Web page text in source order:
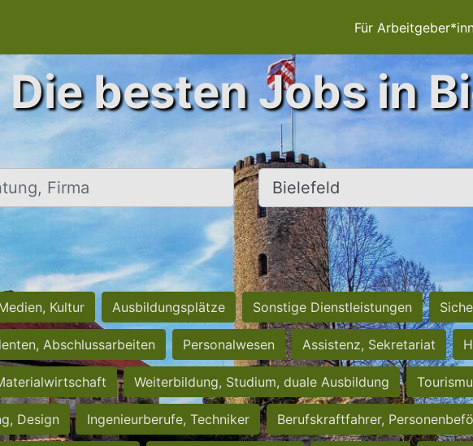
Für
Die besten Jobs in
Ort, Stadt
Kultur Ausbildungsplätze Sonstige Dienstleistungen
Abschlussarbeiten Personalwesen Assistenz, Sekretariat
Weiterbildung, Studium, duale Ausbildung
Design Ingenieurberufe, Techniker Berufskraftfahrer,